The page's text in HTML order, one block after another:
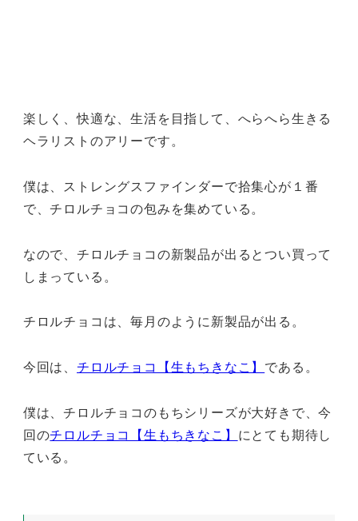
楽しく、快適な、生活を目指して、へらへら生きる
ヘラリストのアリーです。
僕は、ストレングスファインダーで拾集心が１番
で、チロルチョコの包みを集めている。
なので、チロルチョコの新製品が出るとつい買って
しまっている。
チロルチョコは、毎月のように新製品が出る。
今回は、 チロルチョコ【生もちきなこ】 である。
僕は、チロルチョコのもちシリーズが大好きで、今
回のチロルチョコ【生もちきなこ】 にとても期待し
ている。